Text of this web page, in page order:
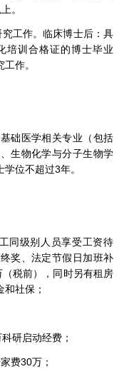
。
工作。临床博士后：具
培训合格证的博士毕业
作。
础医学相关专业（包括
生物化学与分子生物学
位不超过3年。
同级别人员享受工资待
奖、法定节假日加班补
税前），同时另有租房
社保；
研启动经费；
费30万；